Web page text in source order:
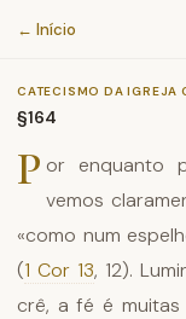
← Início
CATECISMO DA IGREJA
§164
P or enquanto
vemos
«como num
(1 Cor 13, 12).
crê, a fé é